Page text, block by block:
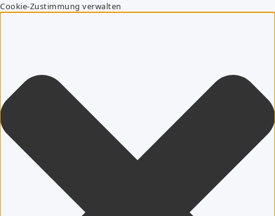
Cookie-Zustimmung verwalten